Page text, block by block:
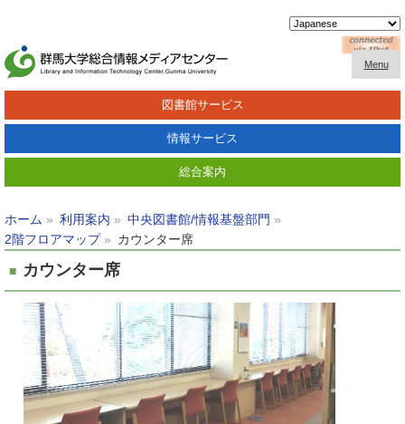
Menu
図書館サービス
情報サービス
総合案内
ホーム 利用案内
中央図書館/情報基盤部門
2階フロアマップ
カウンター席
カウンター席